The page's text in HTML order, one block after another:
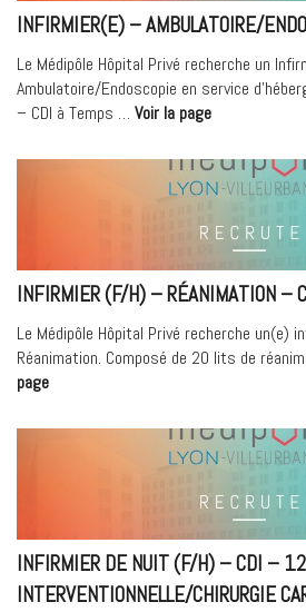
INFIRMIER(E) – AMBULATOIRE/
Le Médipôle Hôpital Privé recherche un
Ambulatoire/Endoscopie en service
– CDI à Temps … Voir la page« Infirmier(e)
Ambulatoire/
–
en
12H »
INFIRMIER (F/H) – RÉANIMATION –
Le Médipôle Hôpital Privé recherche un(e)
Réanimation. Composé de 20 lits de
page« Infirmier
–
INFIRMIER DE NUIT (F/H) – CDI –
INTERVENTIONNELLE/CHIRURGIE